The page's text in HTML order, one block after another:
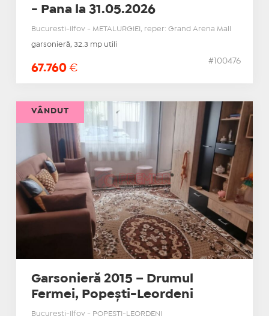
- Pana la 31.05.2026
Bucuresti-Ilfov - METALURGIEI, reper: Grand Arena Mall
garsonieră, 32.3 mp utili
67.760 €
#100476
Garsonieră 2015 – Drumul
Fermei, Popești-Leordeni
Bucuresti-Ilfov - POPESTI-LEORDENI
VÂNDUT